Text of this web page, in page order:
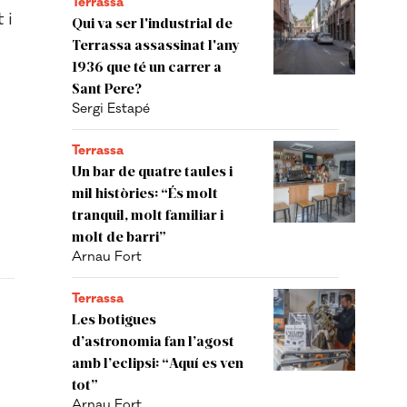
Qui va ser l'industrial de
Terrassa assassinat l'any
1936 que té un carrer a
Sant Pere?
Sergi Estapé
Terrassa
Un bar de quatre taules i
mil històries: “És molt
tranquil, molt familiar i
molt de barri”
Arnau Fort
Terrassa
Les botigues
d’astronomia fan l’agost
amb l’eclipsi: “Aquí es ven
tot”
i